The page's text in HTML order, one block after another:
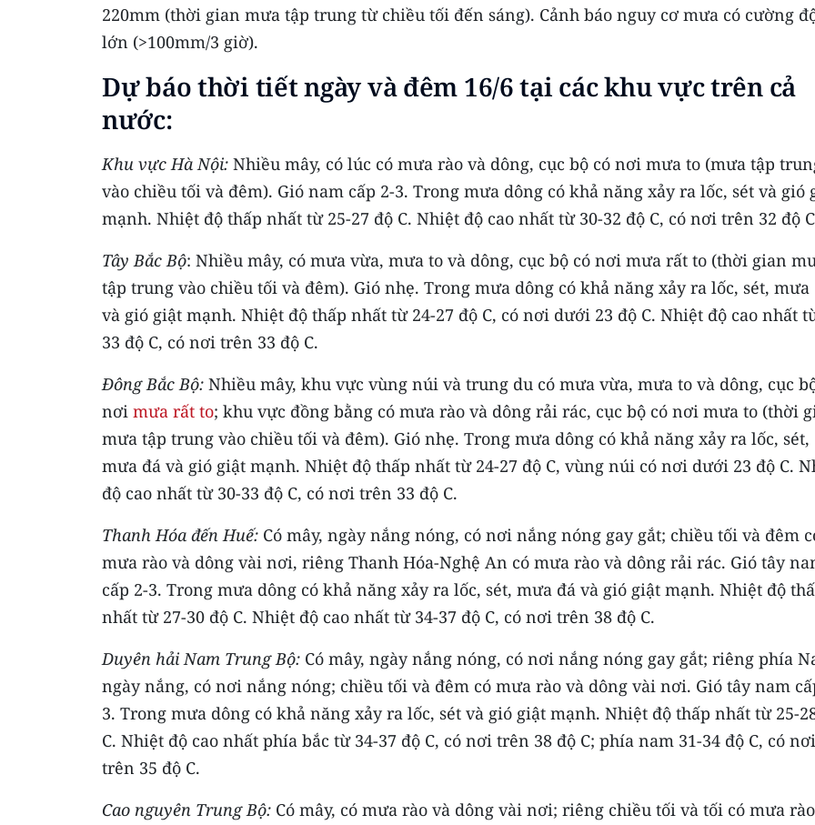
220mm (thời gian mưa tập trung từ chiều tối đến sáng). Cảnh báo nguy cơ mưa có cường
lớn (>100mm/3 giờ).
Dự báo thời tiết ngày và đêm 16/6 tại các khu vực trên cả
nước:
Khu vực Hà Nội: Nhiều mây, có lúc có mưa rào và dông, cục bộ có nơi mưa to (mưa tập
vào chiều tối và đêm). Gió nam cấp 2-3. Trong mưa dông có khả năng xảy ra lốc, sét và gió
mạnh. Nhiệt độ thấp nhất từ 25-27 độ C. Nhiệt độ cao nhất từ 30-32 độ C, có nơi trên 32 độ
Tây Bắc Bộ: Nhiều mây, có mưa vừa, mưa to và dông, cục bộ có nơi mưa rất to (thời gian
tập trung vào chiều tối và đêm). Gió nhẹ. Trong mưa dông có khả năng xảy ra lốc, sét, mưa
và gió giật mạnh. Nhiệt độ thấp nhất từ 24-27 độ C, có nơi dưới 23 độ C. Nhiệt độ cao nhất
33 độ C, có nơi trên 33 độ C.
Đông Bắc Bộ: Nhiều mây, khu vực vùng núi và trung du có mưa vừa, mưa to và dông, cục
nơi mưa rất to; khu vực đồng bằng có mưa rào và dông rải rác, cục bộ có nơi mưa to (thời
mưa tập trung vào chiều tối và đêm). Gió nhẹ. Trong mưa dông có khả năng xảy ra lốc, sét,
mưa đá và gió giật mạnh. Nhiệt độ thấp nhất từ 24-27 độ C, vùng núi có nơi dưới 23 độ C.
độ cao nhất từ 30-33 độ C, có nơi trên 33 độ C.
Thanh Hóa đến Huế: Có mây, ngày nắng nóng, có nơi nắng nóng gay gắt; chiều tối và đêm
mưa rào và dông vài nơi, riêng Thanh Hóa-Nghệ An có mưa rào và dông rải rác. Gió tây
cấp 2-3. Trong mưa dông có khả năng xảy ra lốc, sét, mưa đá và gió giật mạnh. Nhiệt độ
nhất từ 27-30 độ C. Nhiệt độ cao nhất từ 34-37 độ C, có nơi trên 38 độ C.
Duyên hải Nam Trung Bộ: Có mây, ngày nắng nóng, có nơi nắng nóng gay gắt; riêng phía
ngày nắng, có nơi nắng nóng; chiều tối và đêm có mưa rào và dông vài nơi. Gió tây nam
3. Trong mưa dông có khả năng xảy ra lốc, sét và gió giật mạnh. Nhiệt độ thấp nhất từ 25-
C. Nhiệt độ cao nhất phía bắc từ 34-37 độ C, có nơi trên 38 độ C; phía nam 31-34 độ C, có nơi
trên 35 độ C.
Cao nguyên Trung Bộ: Có mây, có mưa rào và dông vài nơi; riêng chiều tối và tối có mưa